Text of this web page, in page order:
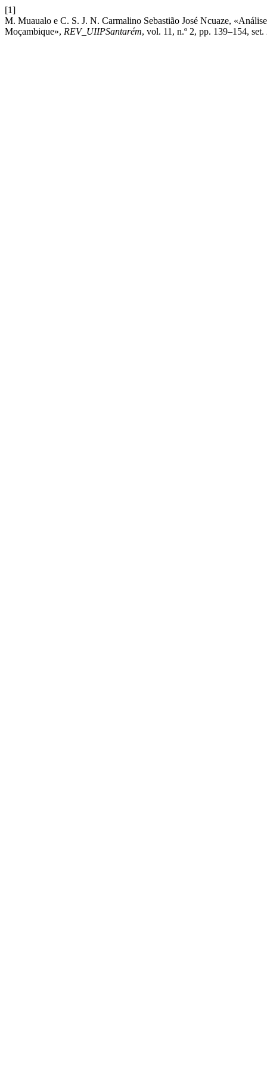
[1]
M. Muaualo e C. S. J. N. Carmalino Sebastião José Ncuaze,
Moçambique», REV_UIIPSantarém, vol. 11, n.º 2, pp. 139–154, set.